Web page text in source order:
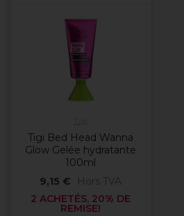
Tigi Bed Head Wanna
Glow Gelée hydratante
100ml
9,15 €
Hors TVA
2 ACHETÉS, 20% DE
REMISE!